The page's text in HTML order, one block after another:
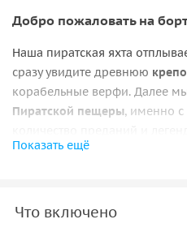
Добро пожаловать на
Наша пиратская яхта
сразу увидите древнюю
корабельные верфи. Далее
Пиратской пещеры, именно
раньше здесь жили пираты.
Живописные виды и
Показать ещё
Что включено